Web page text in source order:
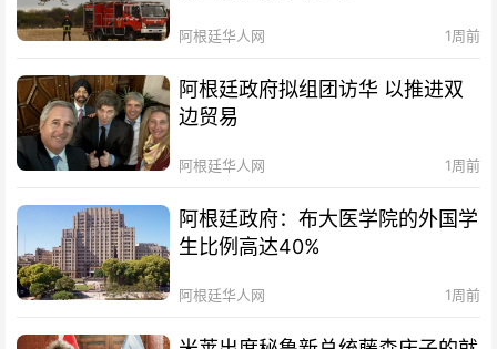
阿根廷华人网 1周前
阿根廷政府拟组团访华 以推进双
边贸易
阿根廷华人网 1周前
阿根廷政府：布大医学院的外国学
生比例高达40%
阿根廷华人网 1周前